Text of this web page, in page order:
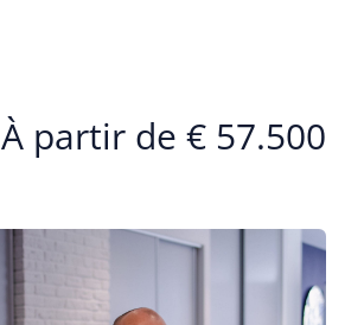
À partir de € 57.500